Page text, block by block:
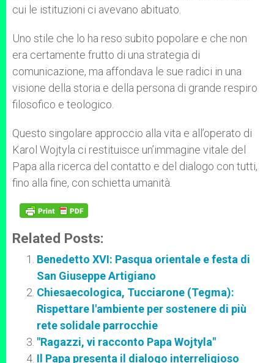
cui le istituzioni ci avevano abituato.
Uno stile che lo ha reso subito popolare e che non
era certamente frutto di una strategia di
comunicazione, ma affondava le sue radici in una
visione della storia e della persona di grande respiro
filosofico e teologico.
Questo singolare approccio alla vita e all’operato di
Karol Wojtyla ci restituisce un’immagine vitale del
Papa alla ricerca del contatto e del dialogo con tutti,
fino alla fine, con schietta umanità.
Related Posts:
Benedetto XVI: Pasqua orientale e festa di
San Giuseppe Artigiano
Chiesaecologica, Tucciarone (Tegma):
Rispettare l'ambiente per sostenere di più
rete solidale parrocchie
"Ragazzi, vi racconto Papa Wojtyla"
Il Papa presenta il dialogo interreligioso